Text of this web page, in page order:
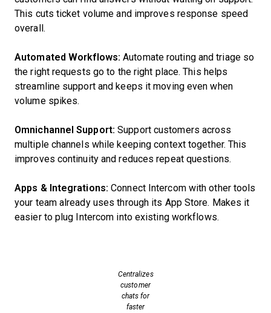
This cuts ticket volume and improves response speed
overall.
Automated Workflows:Automate routing and triage so
the right requests go to the right place. This helps
streamline support and keeps it moving even when
volume spikes.
Omnichannel Support:Support customers across
multiple channels while keeping context together. This
improves continuity and reduces repeat questions.
Apps & Integrations:Connect Intercom with other tools
your team already uses through its App Store. Makes it
easier to plug Intercom into existing workflows.
Centralizes
customer
chats for
faster